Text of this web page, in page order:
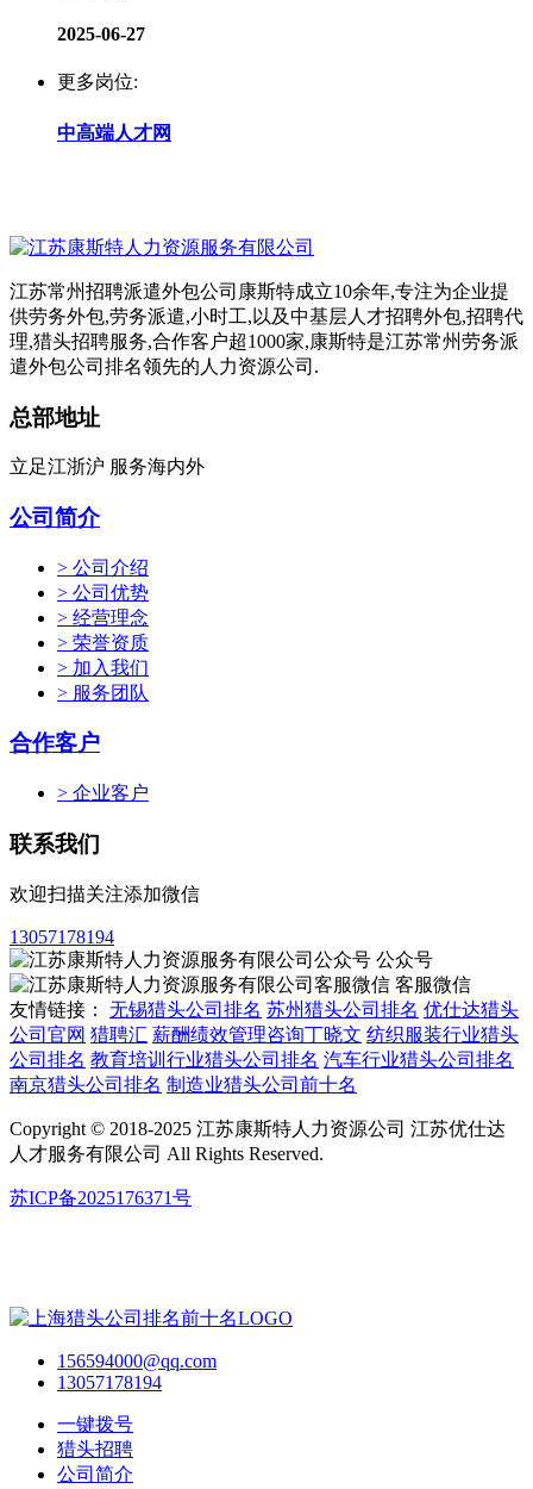
2025-06-27
更多岗位:
中高端人才网
江苏常州招聘派遣外包公司康斯特成立10余年,专注为企业提
供劳务外包,劳务派遣,小时工,以及中基层人才招聘外包,招聘代
理,猎头招聘服务,合作客户超1000家,康斯特是江苏常州劳务派
遣外包公司排名领先的人力资源公司.
总部地址
立足江浙沪 服务海内外
公司简介
> 公司介绍
> 公司优势
> 经营理念
> 荣誉资质
> 加入我们
> 服务团队
合作客户
> 企业客户
联系我们
欢迎扫描关注添加微信
13057178194
公众号
客服微信
友情链接： 无锡猎头公司排名 苏州猎头公司排名 优仕达猎头
公司官网 猎聘汇 薪酬绩效管理咨询丁晓文 纺织服装行业猎头
公司排名 教育培训行业猎头公司排名 汽车行业猎头公司排名
南京猎头公司排名 制造业猎头公司前十名
Copyright © 2018-2025 江苏康斯特人力资源公司 江苏优仕达
人才服务有限公司 All Rights Reserved.
苏ICP备2025176371号
156594000@qq.com
13057178194
一键拨号
猎头招聘
公司简介